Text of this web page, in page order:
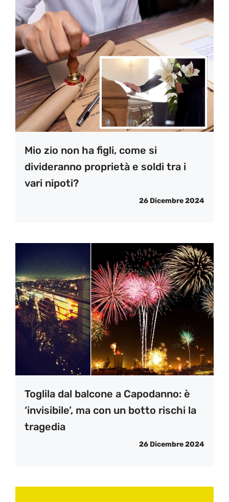
Mio zio non ha figli, come si
divideranno proprietà e soldi tra i
vari nipoti?
26 Dicembre 2024
Toglila dal balcone a Capodanno: è
‘invisibile’, ma con un botto rischi la
tragedia
26 Dicembre 2024